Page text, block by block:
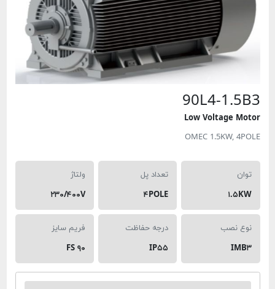
90L4-
Low Voltage
OMEC 1.5KW,
۲۳۰/۴۰۰V
نصب
درجه حفاظت
فریم سایز